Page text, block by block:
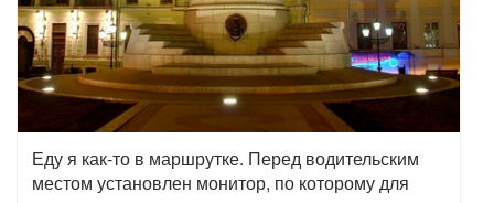
Еду я как-то в маршрутке. Перед водительским
местом установлен монитор, по которому для